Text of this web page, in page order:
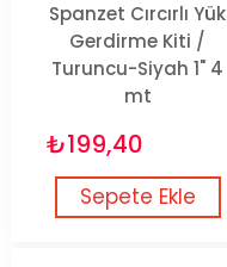
Spanzet Cırcırlı Yük
Gerdirme Kiti /
Turuncu-Siyah 1" 4
mt
₺199,40
Sepete Ekle